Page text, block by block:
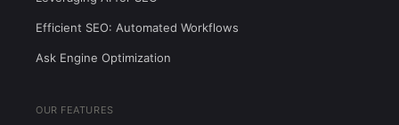
Efficient SEO: Automated Workflows
Ask Engine Optimization
OUR FEATURES